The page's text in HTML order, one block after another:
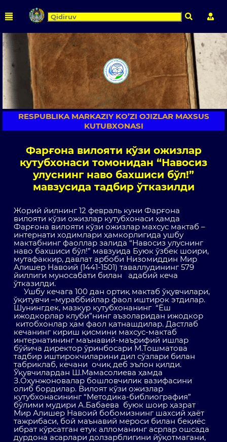
Qidirish
RESPUBLIKA MARKAZIY KO’ZI OJIZLAR MAXSUS
KUTUBXONASI
Фарғона вилояти кўзи ожизлар
кутубхонаси томонидан “Навосиз
улуснинг наво бахшиси бўл!”
мавзусида тадбир ўтказилди
Жорий йилнинг 12 февраль куни Фарғона
вилояти кўзи ожизлар кутубхонаси ҳамда
Фарғона вилояти кўзи ожизлар махсус мактаб –
интернати ходимлари ҳамкорлигида ушбу
мактабнинг фаоллар залида “Навосиз улуснинг
наво бахшиси бўл!” мавзуида Буюк ўзбек шоири,
мутафаккир, давлат арбоби Низомиддин Мир
Алишер Навоий (1441-1501) таваллудининг 579
йиллиги муносабати билан адабий кеча
ўтказилди.
Ушбу кечага 100 дан ортиқ мактаб ўқувчилари,
ўқитувчи –мураббийлар фаол иштирок этдилар.
Шунингдек, мазкур кутубхонанинг “Ёш
ижодкорлар клуби”нинг аъзоларидан ижодкор
китобхонлар ҳам фаол қатнашдилар. Дастлаб
кечанинг кириш қисмини махсус-мактаб
интернатининг маънавий-маърифий ишлар
бўйича директор ўринбосари М.Тошматова
тадбир иштирокчиларини дил сўзлари билан
табриклаб, кечани очиқ деб эълон қилди.
Ўқувчилардан Ш.Мамасолиева ҳамда
З.Оҳунжоновалар бошловчилик вазифасини
олиб бордилар. Вилоят кўзи ожизлар
кутубхонасининг “Методика-библиография”
бўлими мудири А.Бабаева буюк шоир ҳазрат
Мир Алишер Навоий бобомизнинг шахсий ҳаёт
тажрибаси, бой маънавий мероси билан беқиёс
ибрат кўрсатган етук алломанинг асрлар ошсада
дурдона асарлари долзарблигини йўқотмагани,